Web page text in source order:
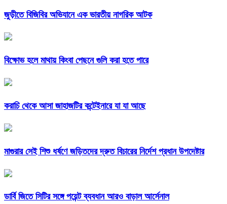
জুড়ীতে বিজিবির অভিযানে এক ভারতীয় নাগরিক আটক
বিক্ষোভ হলে মাথায় কিংবা পেছনে গুলি করা হতে পারে
করাচি থেকে আসা জাহাজটির কন্টেইনারে যা যা আছে
মাগুরার সেই শিশু ধর্ষণে জড়িতদের দ্রুত বিচারের নির্দেশ প্রধান উপদেষ্টার
ডার্বি জিতে সিটির সঙ্গে পয়েন্ট ব্যবধান আরও বাড়াল আর্সেনাল